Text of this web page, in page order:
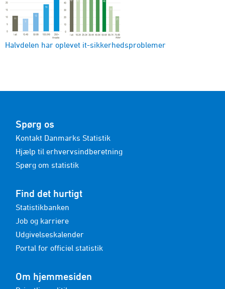
Halvdelen har oplevet it-sikkerhedsproblemer
Spørg os
Kontakt Danmarks Statistik
Hjælp til erhvervsindberetning
Spørg om statistik
Find det hurtigt
Statistikbanken
Job og karriere
Udgivelseskalender
Portal for officiel statistik
Om hjemmesiden